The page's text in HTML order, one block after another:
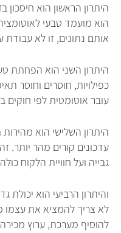
היתרון הראשון הוא חיסכון
הוא מועמד טבעי
אותם נתונים, זו לא עבודת
היתרון השני הוא הפחתת
כפילויות, חוסרים וחוסר
עובר אוטומטית לפי
היתרון השלישי הוא
עדכונים קורים מהר יותר.
גבייה ועל חוויית הלקוח
והיתרון הרביעי הוא
לא צריך להמציא את
להוסיף מערכת, ערוץ